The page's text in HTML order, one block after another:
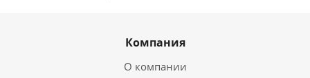
Компания
О компании